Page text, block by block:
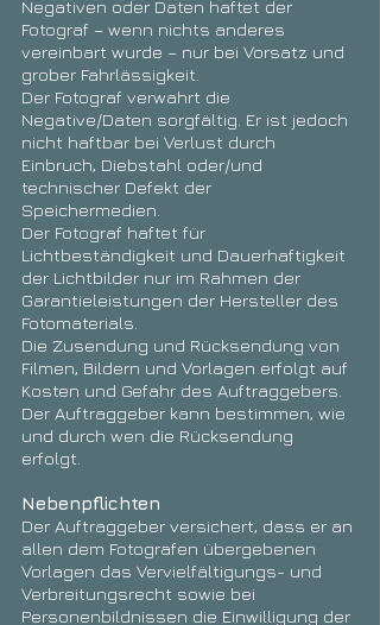
Negativen oder Daten haftet der
Fotograf – wenn nichts anderes
vereinbart wurde – nur bei Vorsatz und
grober Fahrlässigkeit.
Der Fotograf verwahrt die
Negative/Daten sorgfältig. Er ist jedoch
nicht haftbar bei Verlust durch
Einbruch, Diebstahl oder/und
technischer Defekt der
Speichermedien.
Der Fotograf haftet für
Lichtbeständigkeit und Dauerhaftigkeit
der Lichtbilder nur im Rahmen der
Garantieleistungen der Hersteller des
Fotomaterials.
Die Zusendung und Rücksendung von
Filmen, Bildern und Vorlagen erfolgt auf
Kosten und Gefahr des Auftraggebers.
Der Auftraggeber kann bestimmen, wie
und durch wen die Rücksendung
erfolgt.
Nebenpflichten
Der Auftraggeber versichert, dass er an
allen dem Fotografen übergebenen
Vorlagen das Vervielfältigungs- und
Verbreitungsrecht sowie bei
Personenbildnissen die Einwilligung der